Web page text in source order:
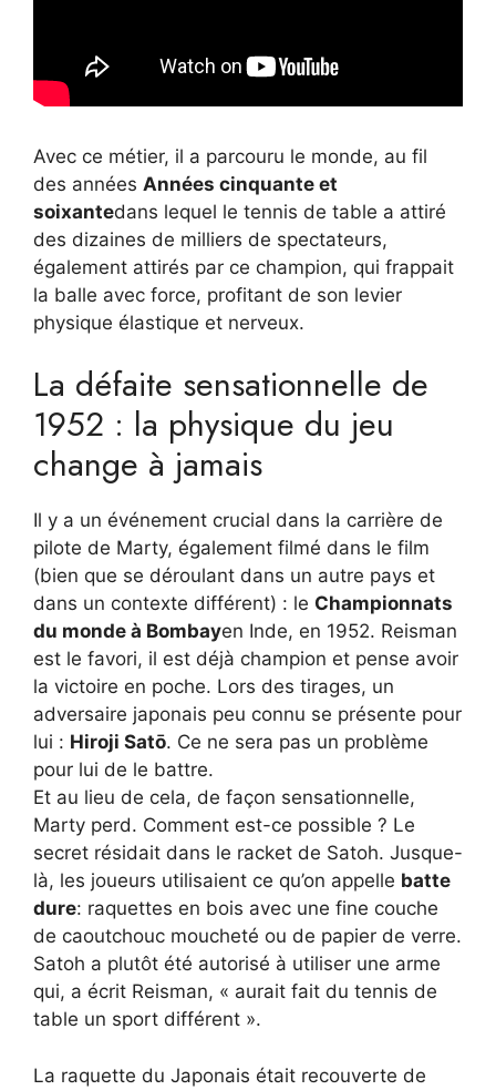
Avec ce métier, il a parcouru le monde, au fil
des années Années cinquante et
soixantedans lequel le tennis de table a attiré
des dizaines de milliers de spectateurs,
également attirés par ce champion, qui frappait
la balle avec force, profitant de son levier
physique élastique et nerveux.
La défaite sensationnelle de
1952 : la physique du jeu
change à jamais
Il y a un événement crucial dans la carrière de
pilote de Marty, également filmé dans le film
(bien que se déroulant dans un autre pays et
dans un contexte différent) : le Championnats
du monde à Bombayen Inde, en 1952. Reisman
est le favori, il est déjà champion et pense avoir
la victoire en poche. Lors des tirages, un
adversaire japonais peu connu se présente pour
lui : Hiroji Satō. Ce ne sera pas un problème
pour lui de le battre.
Et au lieu de cela, de façon sensationnelle,
Marty perd. Comment est-ce possible ? Le
secret résidait dans le racket de Satoh. Jusque-
là, les joueurs utilisaient ce qu’on appelle batte
dure: raquettes en bois avec une fine couche
de caoutchouc moucheté ou de papier de verre.
Satoh a plutôt été autorisé à utiliser une arme
qui, a écrit Reisman, « aurait fait du tennis de
table un sport différent ».
La raquette du Japonais était recouverte de